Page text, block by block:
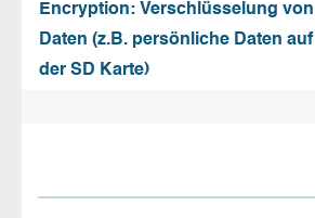
Encryption: Verschlüsselung
Daten (z.B. persönliche Daten
der SD Karte)